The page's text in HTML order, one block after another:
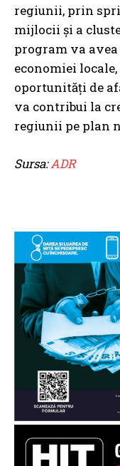
regiunii, prin
mijlocii și a
program va
economiei
oportunități de
va contribui la
regiunii pe plan
Sursa:ADR